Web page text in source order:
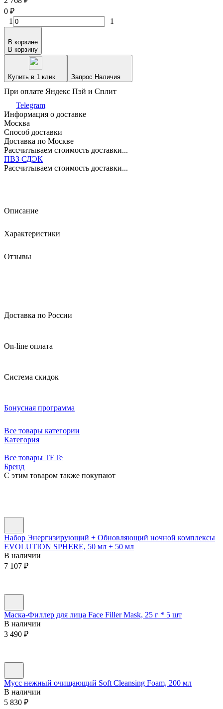
0 ₽
1
1
В корзине
В корзину
Купить в 1 клик Запрос Наличия
При оплате Яндекс Пэй и Сплит
Telegram
Информация о доставке
Москва
Способ доставки
Доставка по Москве
Рассчитываем стоимость доставки...
ПВЗ СДЭК
Рассчитываем стоимость доставки...
Описание
Характеристики
Отзывы
Доставка по России
On-line оплата
Система скидок
Бонусная программа
Все товары категории
Категория
Все товары TETe
Бренд
C этим товаром также покупают
Набор Энергизирующий + Обновляющий ночной комплексы
EVOLUTION SPHERE, 50 мл + 50 мл
В наличии
7 107 ₽
Маска-Филлер для лица Face Filler Mask, 25 г * 5 шт
В наличии
3 490 ₽
Мусс нежный очищающий Soft Cleansing Foam, 200 мл
В наличии
5 830 ₽